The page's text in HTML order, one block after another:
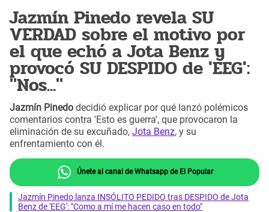
Jazmín Pinedo revela SU
VERDAD sobre el motivo por
el que echó a Jota Benz y
provocó SU DESPIDO de 'EEG':
"Nos..."
Jazmín Pinedo decidió explicar por qué lanzó polémicos
comentarios contra 'Esto es guerra', que provocaron la
eliminación de su excuñado, Jota Benz, y su
enfrentamiento con él.
Únete al canal de Whatsapp de El Popular
Jazmín Pinedo lanza INSÓLITO PEDIDO tras DESPIDO de Jota
Benz de 'EEG': "Como a mí me hacen caso en todo"